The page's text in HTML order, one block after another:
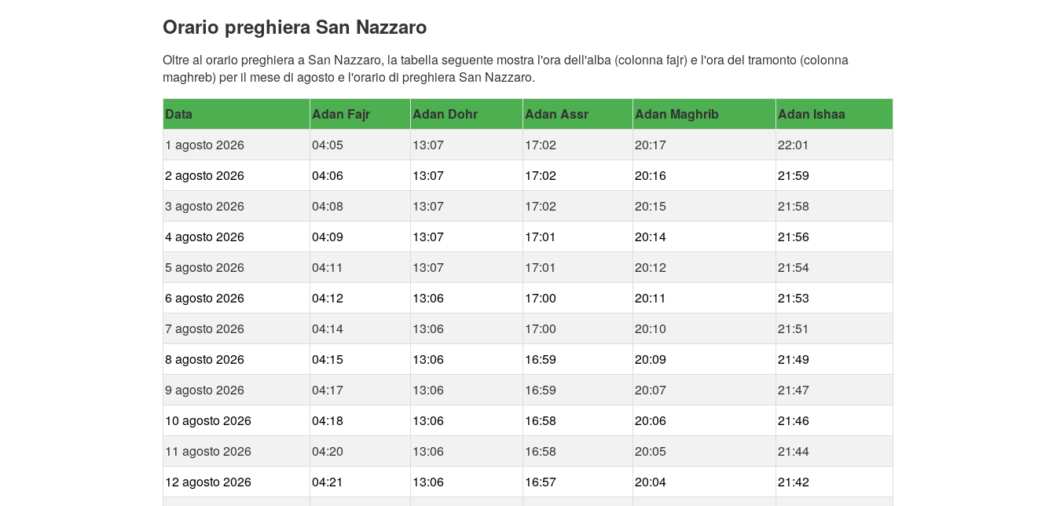
Orario preghiera San Nazzaro
Oltre al orario preghiera a San Nazzaro, la tabella seguente mostra l'ora dell'alba (colonna fajr) e l'ora del tramonto (colonna
maghreb) per il mese di agosto e l'orario di preghiera San Nazzaro.
Data Adan Fajr Adan Dohr Adan Assr Adan Maghrib
Adan Ishaa
1 agosto 2026
04:05 13:07 17:02 20:17
22:01
2 agosto 2026
04:06 13:07 17:02 20:16
21:59
3 agosto 2026
04:08 13:07 17:02 20:15
21:58
4 agosto 2026
04:09 13:07 17:01 20:14
21:56
5 agosto 2026
04:11 13:07 17:01 20:12
21:54
6 agosto 2026
04:12 13:06 17:00 20:11
21:53
7 agosto 2026
04:14 13:06 17:00 20:10
21:51
8 agosto 2026
04:15 13:06 16:59 20:09
21:49
9 agosto 2026
04:17 13:06 16:59 20:07
21:47
10 agosto 2026
04:18 13:06 16:58 20:06
21:46
11 agosto 2026
04:20 13:06 16:58 20:05
21:44
12 agosto 2026
04:21 13:06 16:57 20:04
21:42